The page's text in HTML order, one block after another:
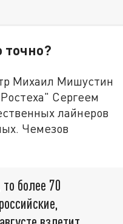
Михаил Мишустин
Сергеем
лайнеров
Чемезов
более 70